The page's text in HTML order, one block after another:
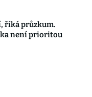
říká průzkum.
není prioritou